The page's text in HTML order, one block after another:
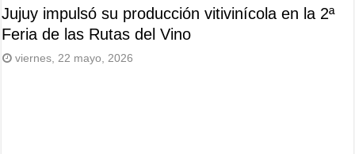
Jujuy impulsó su producción vitivinícola en la 2ª
Feria de las Rutas del Vino
viernes, 22 mayo, 2026